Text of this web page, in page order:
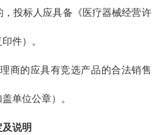
，投标人应具备《医疗器械经营许
件）。
理商的应具有竞选产品的合法销售
单位公章）。
说明